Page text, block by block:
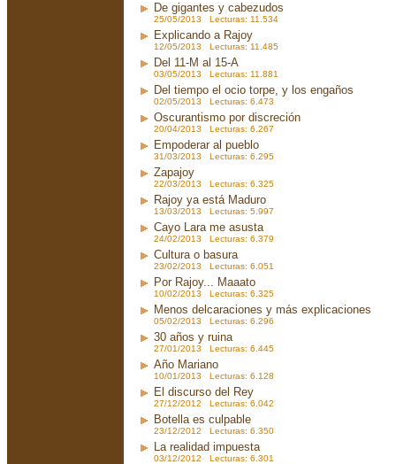
De gigantes y cabezudos
25/05/2013 Lecturas: 11.534
Explicando a Rajoy
12/05/2013 Lecturas: 11.485
Del 11-M al 15-A
03/05/2013 Lecturas: 11.881
Del tiempo el ocio torpe, y los engaños
02/05/2013 Lecturas: 6.473
Oscurantismo por discreción
20/04/2013 Lecturas: 6.267
Empoderar al pueblo
31/03/2013 Lecturas: 6.295
Zapajoy
22/03/2013 Lecturas: 6.325
Rajoy ya está Maduro
13/03/2013 Lecturas: 5.997
Cayo Lara me asusta
24/02/2013 Lecturas: 6.379
Cultura o basura
23/02/2013 Lecturas: 6.051
Por Rajoy... Maaato
10/02/2013 Lecturas: 6.325
Menos delcaraciones y más explicaciones
05/02/2013 Lecturas: 6.296
30 años y ruina
27/01/2013 Lecturas: 6.445
Año Mariano
10/01/2013 Lecturas: 6.128
El discurso del Rey
27/12/2012 Lecturas: 6.042
Botella es culpable
23/12/2012 Lecturas: 6.350
La realidad impuesta
03/12/2012 Lecturas: 6.301